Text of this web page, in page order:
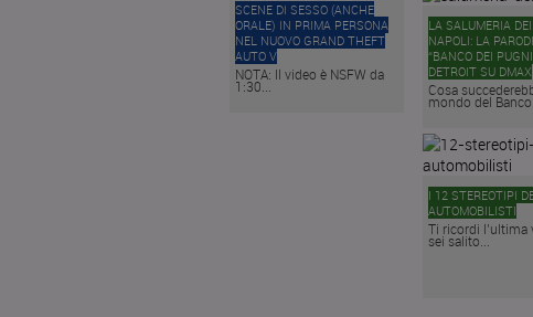
SCENE DI SESSO (ANCHE
ORALE) IN PRIMA PERSONA
NEL NUOVO GRAND THEFT
AUTO V
NOTA: Il video è NSFW da
1:30...
LA SALUMERIA
NAPOLI: LA
“BANCO DEI
DETROIT SU DMAX
Cosa
mondo del Banco...
I 12 STEREOTIPI
AUTOMOBILISTI
Ti ricordi l’ultima
sei salito...